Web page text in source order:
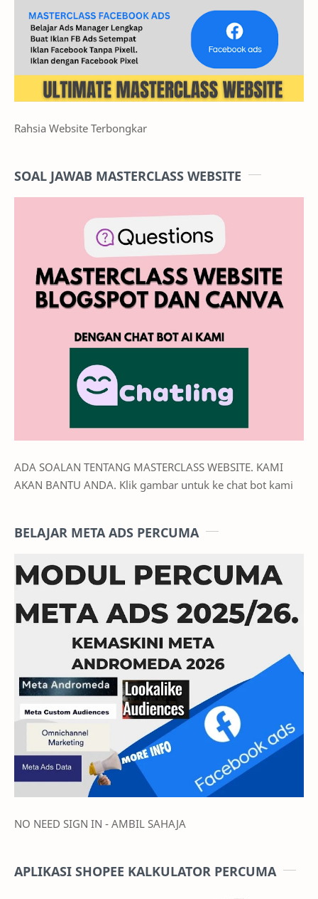
Rahsia Website Terbongkar
SOAL JAWAB MASTERCLASS WEBSITE
ADA SOALAN TENTANG MASTERCLASS WEBSITE. KAMI
AKAN BANTU ANDA. Klik gambar untuk ke chat bot kami
BELAJAR META ADS PERCUMA
NO NEED SIGN IN - AMBIL SAHAJA
APLIKASI SHOPEE KALKULATOR PERCUMA